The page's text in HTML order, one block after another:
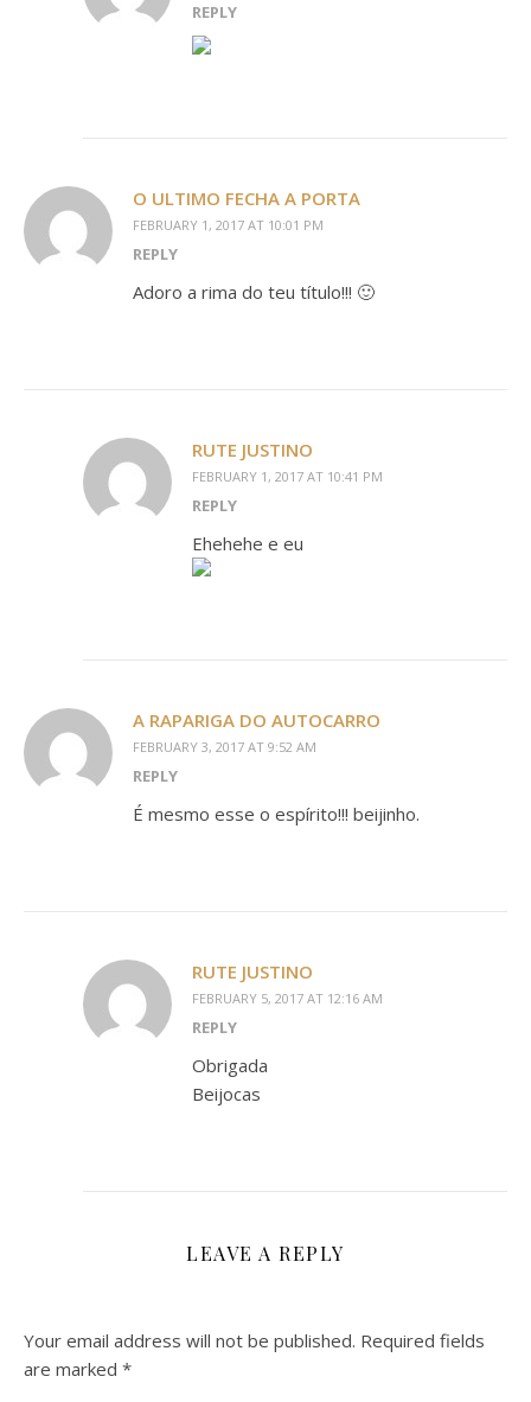
REPLY
O ULTIMO FECHA A PORTA
FEBRUARY 1, 2017 AT 10:01 PM
REPLY
Adoro a rima do teu título!!! 🙂
RUTE JUSTINO
FEBRUARY 1, 2017 AT 10:41 PM
REPLY
Ehehehe e eu
A RAPARIGA DO AUTOCARRO
FEBRUARY 3, 2017 AT 9:52 AM
REPLY
É mesmo esse o espírito!!! beijinho.
RUTE JUSTINO
FEBRUARY 5, 2017 AT 12:16 AM
REPLY
Obrigada
Beijocas
LEAVE A REPLY
Your email address will not be published. Required fields
are marked *